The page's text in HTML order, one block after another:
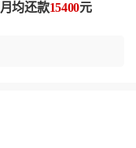
月均还款15400元